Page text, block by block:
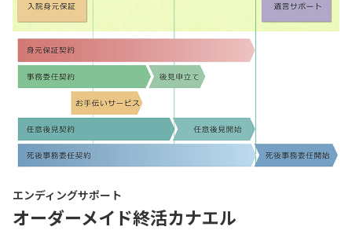
エンディングサポート
オーダーメイド終活カナエル